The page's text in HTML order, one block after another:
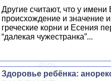
Другие считают, что у имени
происхождение и значение
греческие корни и Есения
“далекая чужестранка”...
Здоровье ребёнка: